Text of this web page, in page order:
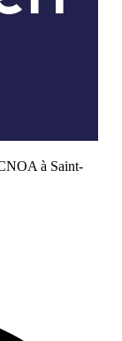
à Saint-